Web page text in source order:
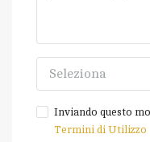
Seleziona
Inviando questo
Termini di Utilizzo